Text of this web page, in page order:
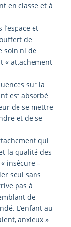
en classe et à
et
de
soin ni de
« attachement
sur la
est absorbé
de se mettre
et de se
qui
la qualité des
insécure –
seul sans
pas à
de
L’enfant au
anxieux »